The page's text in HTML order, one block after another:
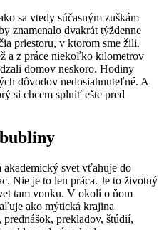
sa vtedy súčasným zuškám
znamenalo dvakrát týždenne
priestoru, v ktorom sme žili.
a z práce niekoľko kilometrov
domov neskoro. Hodiny
dôvodov nedosiahnuteľné. A
si chcem splniť ešte pred
svet vťahuje do
Nie je to len práca. Je to životný
tam vonku. V okolí o ňom
ako mýtická krajina
prekladov, štúdií,